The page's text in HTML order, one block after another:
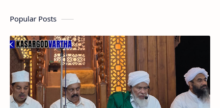
Popular Posts